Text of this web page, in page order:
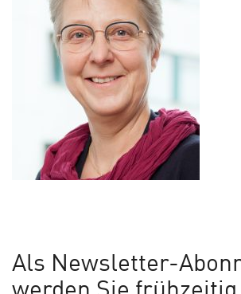
Als Newsletter-